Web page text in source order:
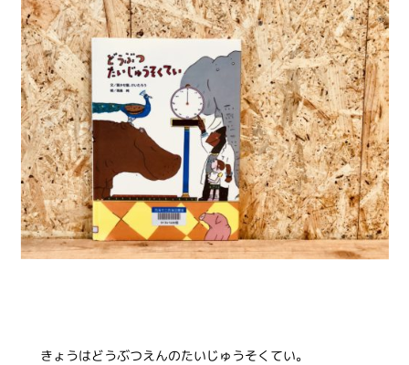
きょうはどうぶつえんのたいじゅうそくてい。